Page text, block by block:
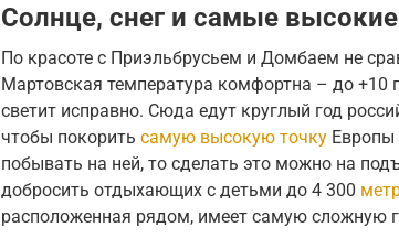
Солнце, снег и самые
По красоте с Приэльбрусьем и Домбаем не
Мартовская температура комфортна – до +10
светит исправно. Сюда едут круглый год
чтобы покорить самую высокую точку Европы
побывать на ней, то сделать это можно на
добросить отдыхающих с детьми до 4 300
расположенная рядом, имеет самую сложную